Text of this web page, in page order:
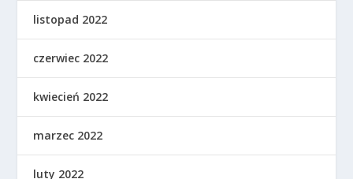
listopad 2022
czerwiec 2022
kwiecień 2022
marzec 2022
luty 2022